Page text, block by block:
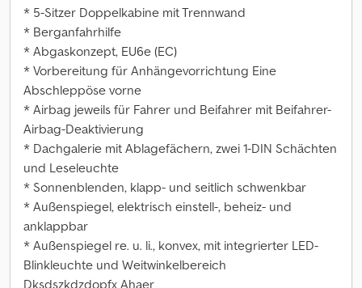
* 5-Sitzer Doppelkabine mit Trennwand
* Berganfahrhilfe
* Abgaskonzept, EU6e (EC)
* Vorbereitung für Anhängevorrichtung Eine
Abschleppöse vorne
* Airbag jeweils für Fahrer und Beifahrer mit Beifahrer-
Airbag-Deaktivierung
* Dachgalerie mit Ablagefächern, zwei 1-DIN Schächten
und Leseleuchte
* Sonnenblenden, klapp- und seitlich schwenkbar
* Außenspiegel, elektrisch einstell-, beheiz- und
anklappbar
* Außenspiegel re. u. li., konvex, mit integrierter LED-
Blinkleuchte und Weitwinkelbereich
Dksdszkdzdopfx Ahaer